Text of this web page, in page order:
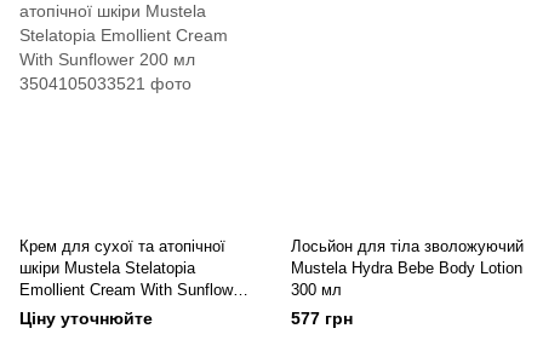
Крем для сухої та атопічної
шкіри Mustela Stelatopia
Emollient Cream With Sunflower
200 мл
Ціну уточнюйте
Лосьйон для тіла зволожуючий
Mustela Hydra Bebe Body Lotion
300 мл
577 грн